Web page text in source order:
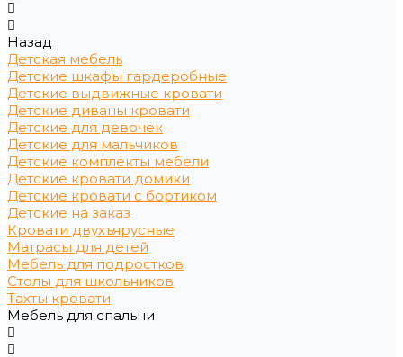
Назад
Детская мебель
Детские шкафы гардеробные
Детские выдвижные кровати
Детские диваны кровати
Детские для девочек
Детские для мальчиков
Детские комплекты мебели
Детские кровати домики
Детские кровати с бортиком
Детские на заказ
Кровати двухъярусные
Матрасы для детей
Мебель для подростков
Столы для школьников
Тахты кровати
Мебель для спальни